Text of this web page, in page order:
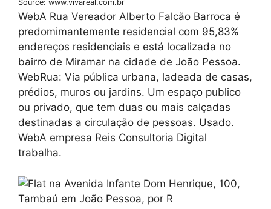
Source: www.vivareal.com.br
WebA Rua Vereador Alberto Falcão Barroca é
predomimantemente residencial com 95,83%
endereços residenciais e está localizada no
bairro de Miramar na cidade de João Pessoa.
WebRua: Via pública urbana, ladeada de casas,
prédios, muros ou jardins. Um espaço publico
ou privado, que tem duas ou mais calçadas
destinadas a circulação de pessoas. Usado.
WebA empresa Reis Consultoria Digital
trabalha.